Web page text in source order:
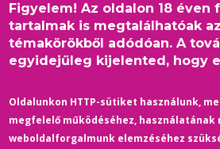
Figyelem! Az oldalon 18 éven
tartalmak is megtalálhatóak
témakörökből adódóan. A
egyidejűleg kijelented, hogy
Oldalunkon HTTP-sütiket használunk,
megfelelő működéséhez, használatának
weboldalforgalmunk elemzéséhez
The Parenting /
Szülőtalálkozó
21 March 2025/Comments
színes, szinkronos, amerikai, horror,